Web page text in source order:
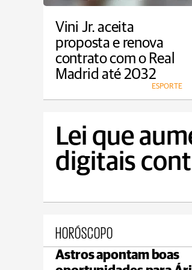
Vini Jr. aceita
proposta e renova
contrato com o Real
Madrid até 2032
ESPORTE
Lei que
digitais
HORÓSCOPO
Astros apontam boas
Ponta Grossa